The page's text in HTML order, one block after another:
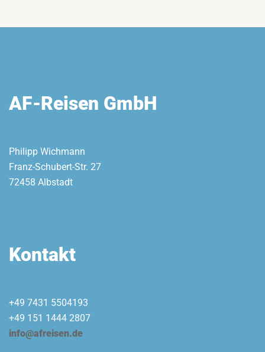
AF-Reisen GmbH
Philipp Wichmann
Franz-Schubert-Str. 27
72458 Albstadt
Kontakt
+49 7431 5504193
+49 151 1444 2807
info@afreisen.de